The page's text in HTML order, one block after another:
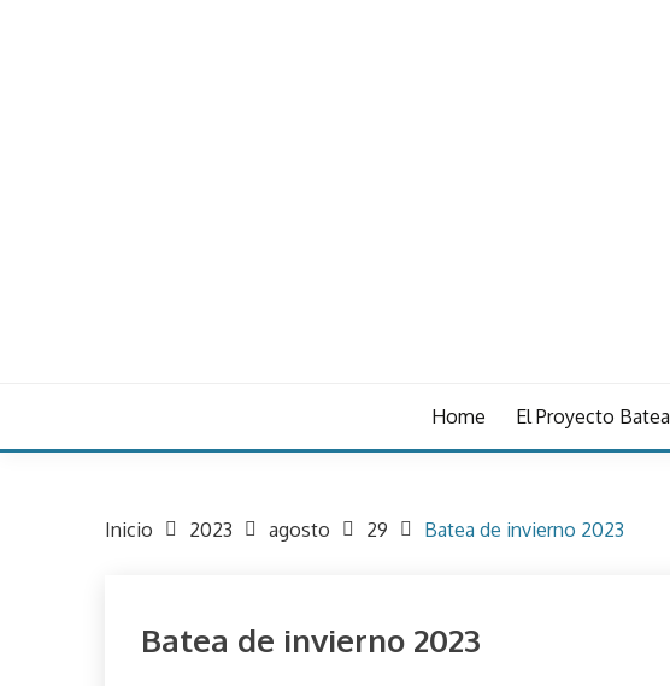
Home El Proyecto Batea
Inicio 2023 agosto 29 Batea de invierno 2023
CCK
Centro
Batea de invierno 2023